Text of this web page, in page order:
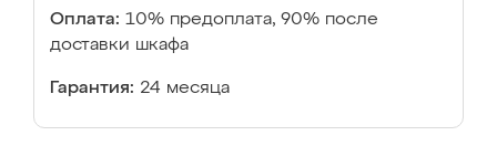
Оплата: 10% предоплата, 90% после
доставки шкафа
Гарантия: 24 месяца